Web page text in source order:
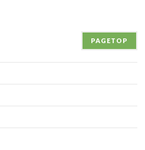
PAGETOP